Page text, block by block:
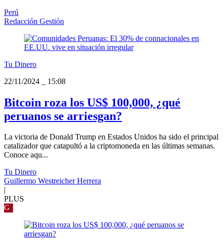
Perú
Redacción Gestión
Tu Dinero
22/11/2024
15:08
Bitcoin roza los US$ 100,000, ¿qué
peruanos se arriesgan?
La victoria de Donald Trump en Estados Unidos ha sido el principal
catalizador que catapultó a la criptomoneda en las últimas semanas.
Conoce aqu...
Tu Dinero
Guillermo Westreicher Herrera
|
PLUS
G